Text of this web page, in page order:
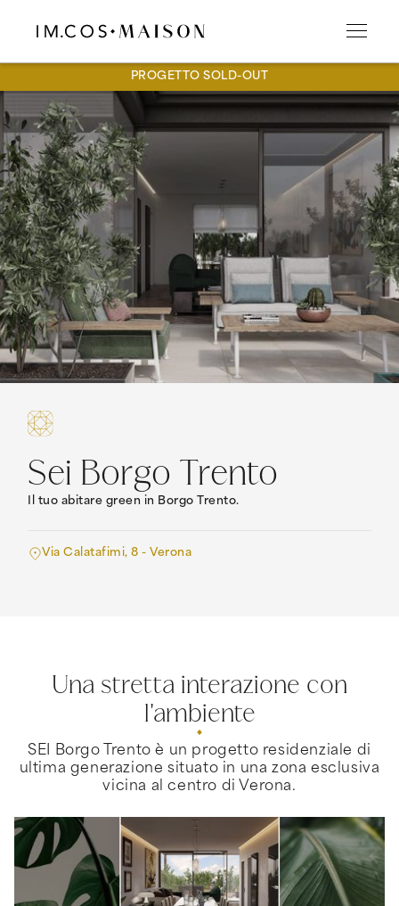
PROGETTO SOLD-OUT
Sei Borgo Trento
Il tuo abitare green in Borgo Trento.
Via Calatafimi, 8 - Verona
Una stretta interazione con
l'ambiente
SEI Borgo Trento è un progetto residenziale di
ultima generazione situato in una zona esclusiva
vicina al centro di Verona.